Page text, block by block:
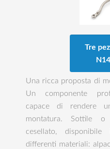
Tre
Una ricca proposta di
Un componente
capace di rendere
montatura. Sottile
cesellato,
differenti materiali: